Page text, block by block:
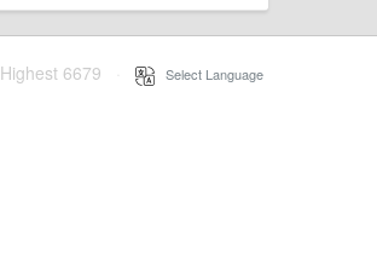
Highest 6679 Select Language